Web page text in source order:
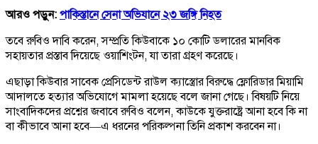
আরও পড়ুন: পাকিস্তানে সেনা অভিযানে ২৩ জঙ্গি নিহত
তবে রুবিও দাবি করেন, সম্প্রতি কিউবাকে ১০ কোটি ডলারের মানবিক
সহায়তার প্রস্তাব দিয়েছে ওয়াশিংটন, যা তারা গ্রহণ করেছে।
এছাড়া কিউবার সাবেক প্রেসিডেন্ট রাউল ক্যাস্ত্রোর বিরুদ্ধে ফ্লোরিডার মিয়ামি
আদালতে হত্যার অভিযোগে মামলা হয়েছে বলে জানা গেছে। বিষয়টি নিয়ে
সাংবাদিকদের প্রশ্নের জবাবে রুবিও বলেন, কাউকে যুক্তরাষ্ট্রে আনা হবে কি না
বা কীভাবে আনা হবে—এ ধরনের পরিকল্পনা তিনি প্রকাশ করবেন না।